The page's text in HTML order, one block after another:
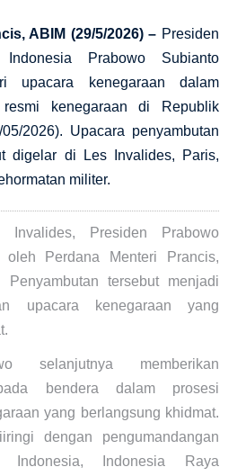
ABIM (29/5/2026) – Presiden
Indonesia Prabowo Subianto
upacara kenegaraan dalam
kenegaraan di Republik
2026). Upacara penyambutan
digelar di Les Invalides, Paris,
militer.
Presiden Prabowo
oleh Perdana Menteri Prancis,
Penyambutan tersebut menjadi
upacara kenegaraan yang
selanjutnya memberikan
bendera dalam prosesi
yang berlangsung khidmat.
dengan pengumandangan
Indonesia, Indonesia Raya